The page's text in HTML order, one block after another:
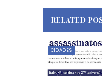
RELATED
CIDADES